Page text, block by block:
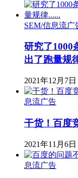
SEM/信息流广
研究了1000
出了跑量规
2021年12月7日
息流广告
干货！百度
2021年11月6日
息流广告